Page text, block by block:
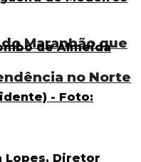
Maranhão que
no Norte